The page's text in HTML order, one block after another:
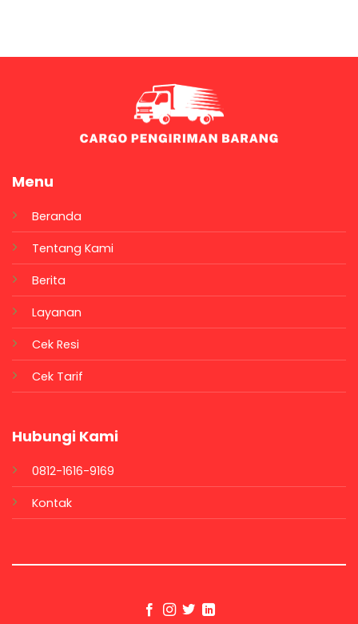
Menu
Beranda
Tentang Kami
Berita
Layanan
Cek Resi
Cek Tarif
Hubungi Kami
0812-1616-9169
Kontak